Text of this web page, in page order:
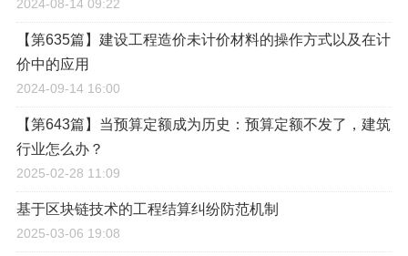
2024-08-14 09:22
【第635篇】建设工程造价未计价材料的操作方式以及在计
价中的应用
2024-09-14 16:00
【第643篇】当预算定额成为历史：预算定额不发了，建筑
行业怎么办？
2025-02-28 11:09
基于区块链技术的工程结算纠纷防范机制
2025-03-06 19:08